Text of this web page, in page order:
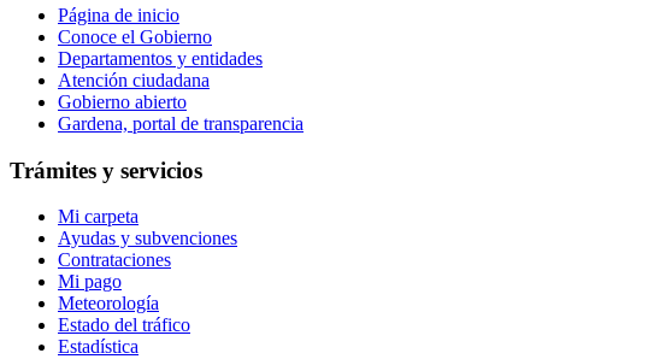
Página de inicio
Conoce el Gobierno
Departamentos y entidades
Atención ciudadana
Gobierno abierto
Gardena, portal de transparencia
Trámites y servicios
Mi carpeta
Ayudas y subvenciones
Contrataciones
Mi pago
Meteorología
Estado del tráfico
Estadística